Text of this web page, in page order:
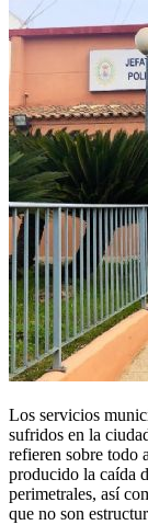
Los servicios
sufridos en la
refieren sobre todo
producido la caída
perimetrales, así
que no son